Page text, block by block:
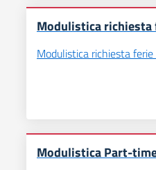
Modulistica richiesta
Modulistica richiesta ferie
Modulistica Part-